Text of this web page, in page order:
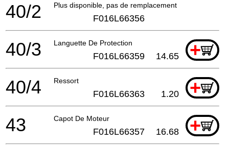
Plus disponible, pas de remplacement
40/2 F016L66356
Languette De Protection +
40/3 F016L66359 14.65
Ressort +
40/4 F016L66363 1.20
Capot De Moteur +
43 F016L66357 16.68